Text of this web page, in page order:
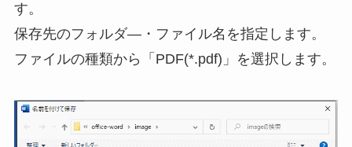
す。
保存先のフォルダ―・ファイル名を指定します。
ファイルの種類から「PDF(*.pdf)」を選択します。